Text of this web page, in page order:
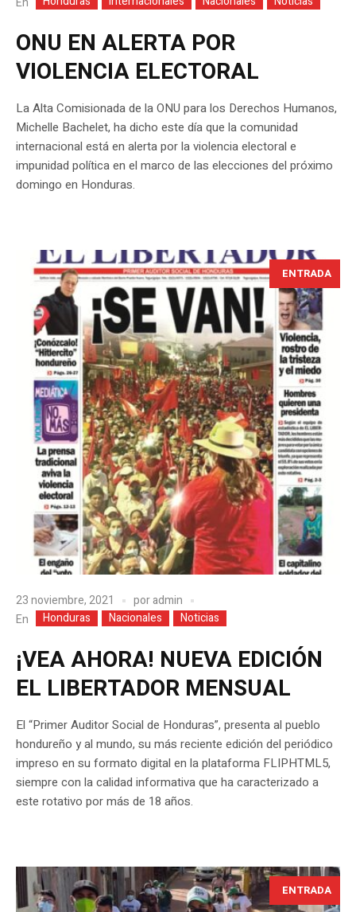
ONU EN ALERTA POR
VIOLENCIA ELECTORAL
La Alta Comisionada de la ONU para los Derechos Humanos,
Michelle Bachelet, ha dicho este día que la comunidad
internacional está en alerta por la violencia electoral e
impunidad política en el marco de las elecciones del próximo
domingo en Honduras.
ENTRADA
23 noviembre, 2021 poradmin
En
Honduras Nacionales Noticias
¡VEA AHORA! NUEVA EDICIÓN
EL LIBERTADOR MENSUAL
El “Primer Auditor Social de Honduras”, presenta al pueblo
hondureño y al mundo, su más reciente edición del periódico
impreso en su formato digital en la plataforma FLIPHTML5,
siempre con la calidad informativa que ha caracterizado a
este rotativo por más de 18 años.
ENTRADA